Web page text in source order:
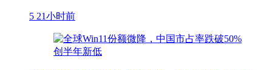
5 21小时前